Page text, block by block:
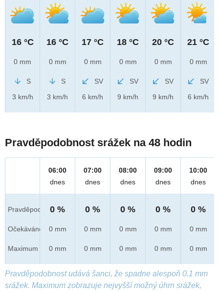
16 °C
0 mm
S
3 km/h
16 °C
0 mm
S
3 km/h
17 °C
0 mm
SV
6 km/h
18 °C
0 mm
SV
9 km/h
20 °C
0 mm
SV
9 km/h
21 °C
0 mm
SV
6 km/h
Pravděpodobnost srážek na 48 hodin
Pravděpod.
Očekáváno
Maximum
06:00
dnes
0 %
0 mm
0 mm
07:00
dnes
0 %
0 mm
0 mm
08:00
dnes
0 %
0 mm
0 mm
09:00
dnes
0 %
0 mm
0 mm
10:00
dnes
0 %
0 mm
0 mm
Pravděpodobnost udává šanci, že spadne alespoň 0,1 mm
srážek. Maximum zobrazuje nejvyšší možný úhrn srážek,